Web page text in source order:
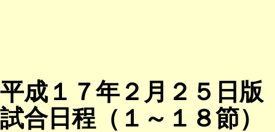
平成１７年２月２５日
試合日程（１～１８節